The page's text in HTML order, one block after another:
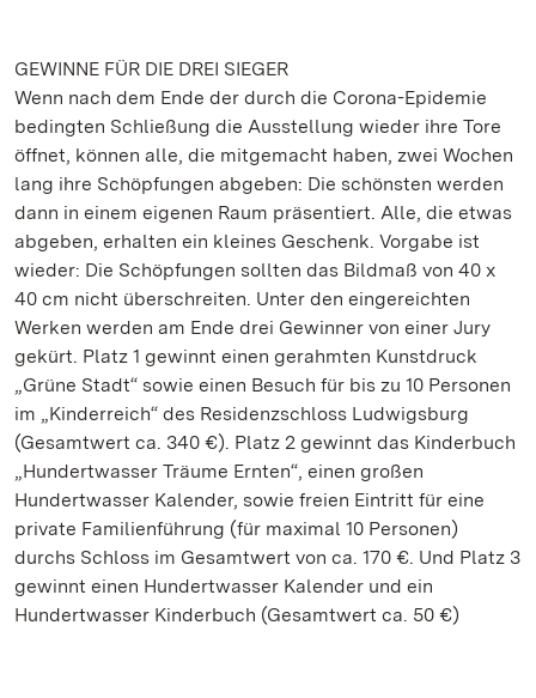
GEWINNE FÜR DIE DREI SIEGER
Wenn nach dem Ende der durch die Corona-Epidemie
bedingten Schließung die Ausstellung wieder ihre Tore
öffnet, können alle, die mitgemacht haben, zwei Wochen
lang ihre Schöpfungen abgeben: Die schönsten werden
dann in einem eigenen Raum präsentiert. Alle, die etwas
abgeben, erhalten ein kleines Geschenk. Vorgabe ist
wieder: Die Schöpfungen sollten das Bildmaß von 40 x
40 cm nicht überschreiten. Unter den eingereichten
Werken werden am Ende drei Gewinner von einer Jury
gekürt. Platz 1 gewinnt einen gerahmten Kunstdruck
„Grüne Stadt“ sowie einen Besuch für bis zu 10 Personen
im „Kinderreich“ des Residenzschloss Ludwigsburg
(Gesamtwert ca. 340 €). Platz 2 gewinnt das Kinderbuch
„Hundertwasser Träume Ernten“, einen großen
Hundertwasser Kalender, sowie freien Eintritt für eine
private Familienführung (für maximal 10 Personen)
durchs Schloss im Gesamtwert von ca. 170 €. Und Platz 3
gewinnt einen Hundertwasser Kalender und ein
Hundertwasser Kinderbuch (Gesamtwert ca. 50 €)